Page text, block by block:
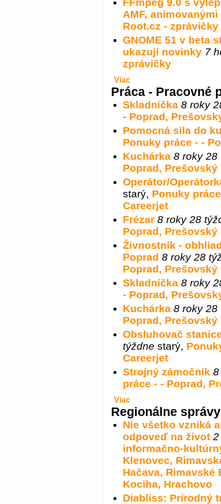
AMF, animovanými
Root.cz - zprávičky
GNOME 51 v beta
ukazují novinky 7
zprávičky
Viac
Práca - Pracovné
Skladníčka 8 roky
- Poprad,
Pomocná sila do
Ponuky práce - -
Kuchárka 8 roky 28
Poprad, Prešovský
Operátor/
starý, Ponuky
Careerjet
Frézar 8 roky 28
Poprad, Prešovský
Živnostník -
Poprad 8 roky 28
Poprad, Prešovský
Skladníčka 8 roky
- Poprad,
Kuchárka 8 roky 28
Poprad, Prešovský
Obsluhovač
týždne starý,
Careerjet
Strojný zámočník 8
práce - - Poprad,
Viac
Regionálne správy
Nie všetko vzniká
odpoveď na život 2
informačno-
Klenovec,
Hačava, Rimavské
Kociha, Hrachovo
Diabliss: Prírodný